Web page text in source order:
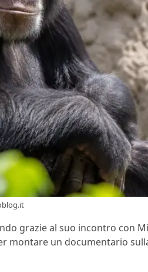
grazie al suo incontro con
montare un documentario